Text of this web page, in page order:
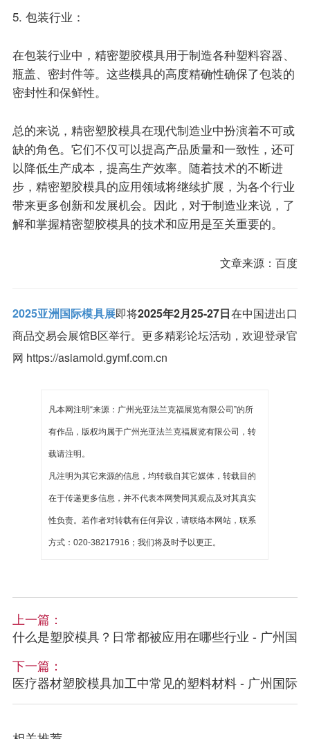
5. 包装行业：
在包装行业中，精密塑胶模具用于制造各种塑料容器、
瓶盖、密封件等。这些模具的高度精确性确保了包装的
密封性和保鲜性。
总的来说，精密塑胶模具在现代制造业中扮演着不可或
缺的角色。它们不仅可以提高产品质量和一致性，还可
以降低生产成本，提高生产效率。随着技术的不断进
步，精密塑胶模具的应用领域将继续扩展，为各个行业
带来更多创新和发展机会。因此，对于制造业来说，了
解和掌握精密塑胶模具的技术和应用是至关重要的。
文章来源：百度
2025亚洲国际模具展即将2025年2月25-27日在中国进出口
商品交易会展馆B区举行。更多精彩论坛活动，欢迎登录官
网 https://asiamold.gymf.com.cn
凡本网注明“来源：广州光亚法兰克福展览有限公司”的所
有作品，版权均属于广州光亚法兰克福展览有限公司，转
载请注明。
凡注明为其它来源的信息，均转载自其它媒体，转载目的
在于传递更多信息，并不代表本网赞同其观点及对其真实
性负责。若作者对转载有任何异议，请联络本网站，联系
方式：020-38217916；我们将及时予以更正。
上一篇：
什么是塑胶模具？日常都被应用在哪些行业 - 广州国
下一篇：
医疗器材塑胶模具加工中常见的塑料材料 - 广州国际